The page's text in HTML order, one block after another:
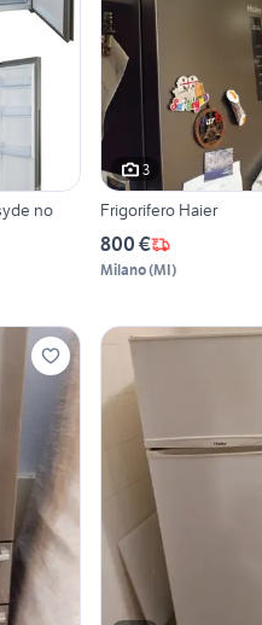
no
3
Frigorifero Haier
800 €
Milano(MI)